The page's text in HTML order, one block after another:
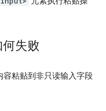
失败
容粘贴到非只读输入字段